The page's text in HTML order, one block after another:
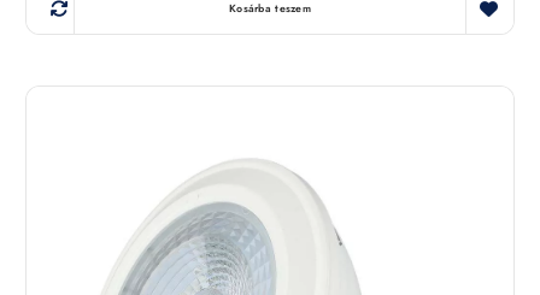
Kosárba teszem